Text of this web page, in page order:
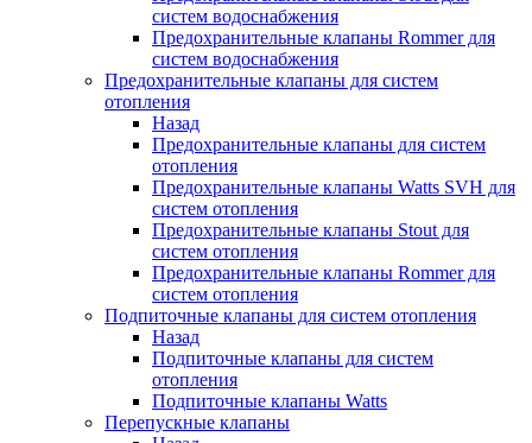
систем водоснабжения
Предохранительные клапаны Rommer для
систем водоснабжения
Предохранительные клапаны для систем
отопления
Назад
Предохранительные клапаны для систем
отопления
Предохранительные клапаны Watts SVH для
систем отопления
Предохранительные клапаны Stout для
систем отопления
Предохранительные клапаны Rommer для
систем отопления
Подпиточные клапаны для систем отопления
Назад
Подпиточные клапаны для систем
отопления
Подпиточные клапаны Watts
Перепускные клапаны